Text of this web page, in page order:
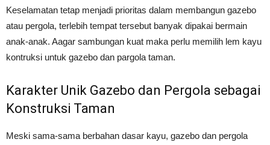
Tahan
Lama
Keselamatan tetap menjadi prioritas dalam membangun gazebo
atau pergola, terlebih tempat tersebut banyak dipakai bermain
anak-anak. Aagar sambungan kuat maka perlu memilih lem kayu
kontruksi untuk gazebo dan pargola taman.
Karakter Unik Gazebo dan Pergola sebagai
Konstruksi Taman
Meski sama-sama berbahan dasar kayu, gazebo dan pergola